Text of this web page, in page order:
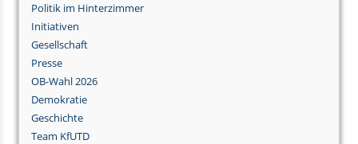
Politik im Hinterzimmer
Initiativen
Gesellschaft
Presse
OB-Wahl 2026
Demokratie
Geschichte
Team KfUTD